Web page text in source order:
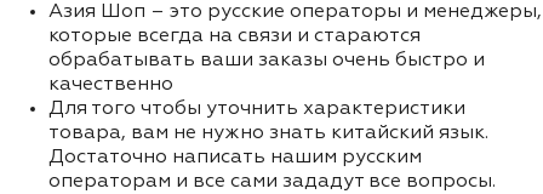
Азия Шоп – это русские операторы и менеджеры,
которые всегда на связи и стараются
обрабатывать ваши заказы очень быстро и
качественно
Для того чтобы уточнить характеристики
товара, вам не нужно знать китайский язык.
Достаточно написать нашим русским
операторам и все сами зададут все вопросы.